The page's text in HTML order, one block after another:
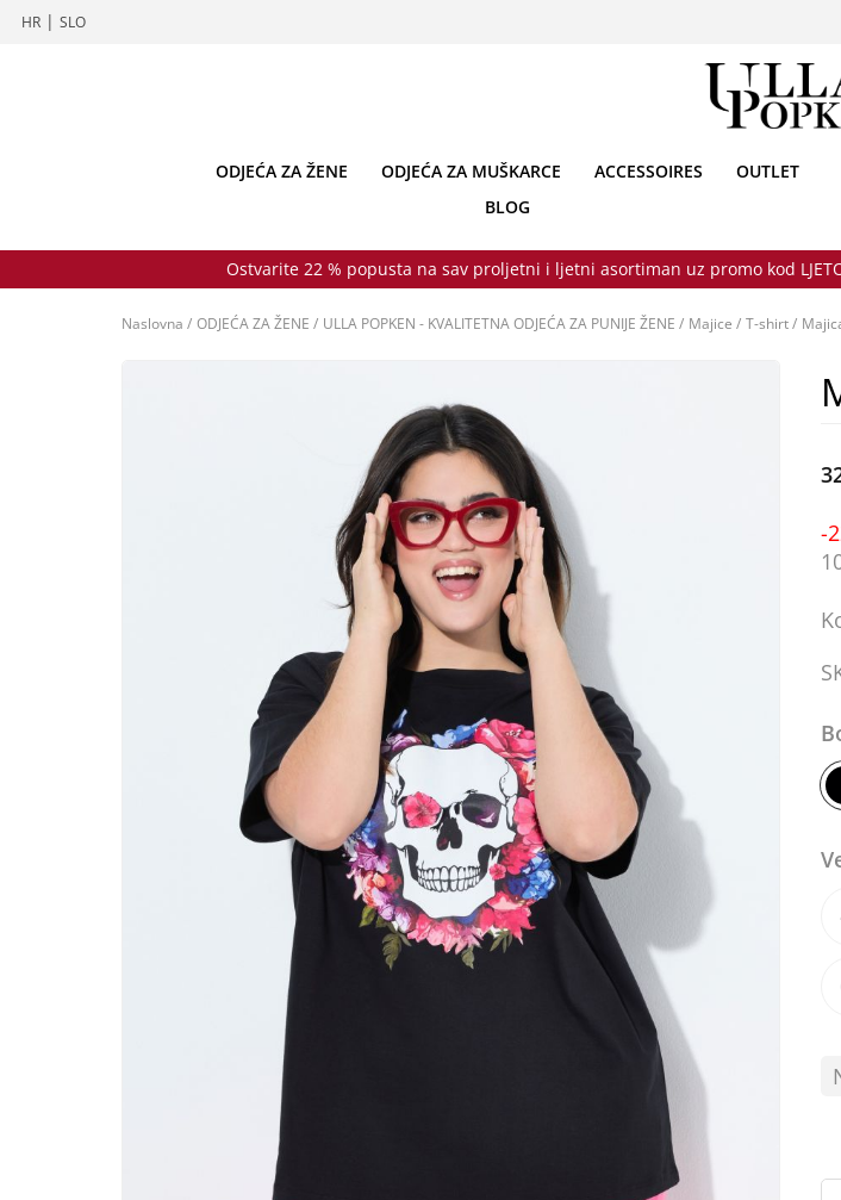
HR | SLO
ODJEĆA ZA ŽENE ODJEĆA ZA MUŠKARCE ACCESSOIRES
OUTLET
BLOG
Ostvarite 22 % popusta na sav proljetni i ljetni asortiman uz promo kod
Naslovna / ODJEĆA ZA ŽENE / ULLA POPKEN - KVALITETNA ODJEĆA ZA PUNIJE ŽENE / Majice / T-shirt/
-